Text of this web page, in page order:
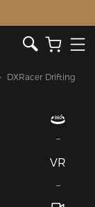
DXRacer Drifting
VR